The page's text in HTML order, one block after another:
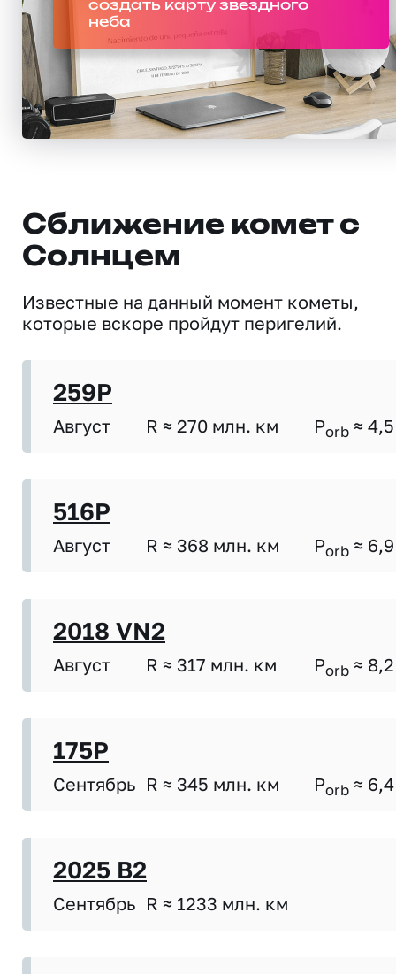
создать карту звездного
неба
Сближение комет с
Солнцем
Известные на данный момент кометы,
которые вскоре пройдут перигелий.
259P
Август R ≈ 270 млн. км Porb ≈ 4,5
516P
Август R ≈ 368 млн. км Porb ≈ 6,9
2018 VN2
Август R ≈ 317 млн. км Porb ≈ 8,2
175P
Сентябрь R ≈ 345 млн. км Porb ≈ 6,4
2025 B2
Сентябрь R ≈ 1233 млн. км